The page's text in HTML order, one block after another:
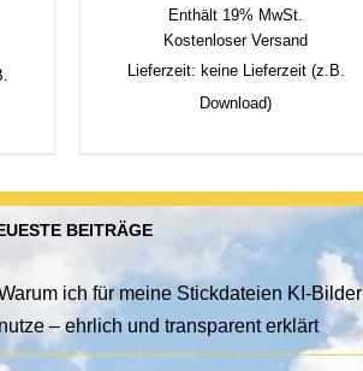
Enthält 19% MwSt.
Kostenloser Versand
Lieferzeit: keine Lieferzeit (z.B.
Download)
BEITRÄGE
ich für meine Stickdateien KI-Bilder
– ehrlich und transparent erklärt